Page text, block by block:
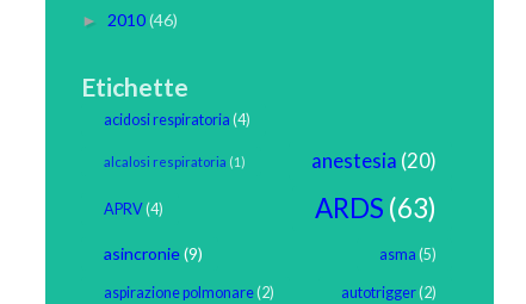
► 2010(46)
Etichette
acidosi respiratoria (4)
alcalosi respiratoria (1) anestesia (20)
APRV(4) ARDS (63)
asincronie(9) asma (5)
aspirazione polmonare(2) autotrigger(2)